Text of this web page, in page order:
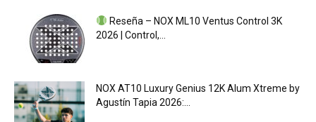
Reseña – NOX ML10 Ventus Control 3K
2026 | Control,...
NOX AT10 Luxury Genius 12K Alum Xtreme by
Agustín Tapia 2026:...